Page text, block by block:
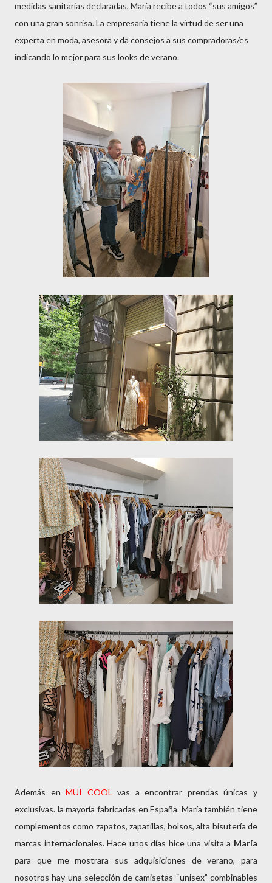
medidas sanitarias declaradas, María recibe a todos “sus amigos”
con una gran sonrisa. La empresaria tiene la virtud de ser una
experta en moda, asesora y da consejos a sus compradoras/es
indicando lo mejor para sus looks de verano.
Además en MUI COOL vas a encontrar prendas únicas y
exclusivas. la mayoría fabricadas en España. María también tiene
complementos como zapatos, zapatillas, bolsos, alta bisutería de
marcas internacionales. Hace unos días hice una visita a María
para que me mostrara sus adquisiciones de verano, para
nosotros hay una selección de camisetas “unisex” combinables